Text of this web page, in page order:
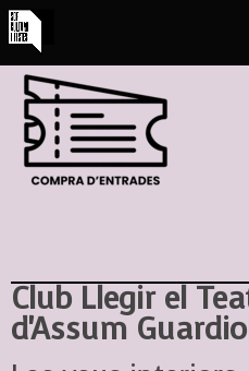
Club Llegir el
d'Assum